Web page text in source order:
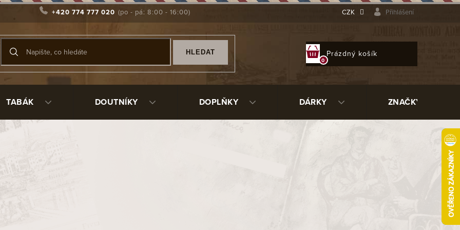
+420 774 777 020 CZK Přihlášení
HLEDAT
KOŠÍK
Prázdný košík
TABÁK DOUTNÍKY DOPLŇKY DÁRKY ZNAČKY
zapalovače Mastro de Paja
výrobce dýmek, který je známý pro svou vynikající řemeslnou zručnost a použití kvalitních
1972 v italském městě Pesaro a její dýmky jsou považovány za jedny z nejlepších na světě.
tradiční techniky výroby a design, přičemž jejich dýmky často nesou elegantní a umělecké prvky.